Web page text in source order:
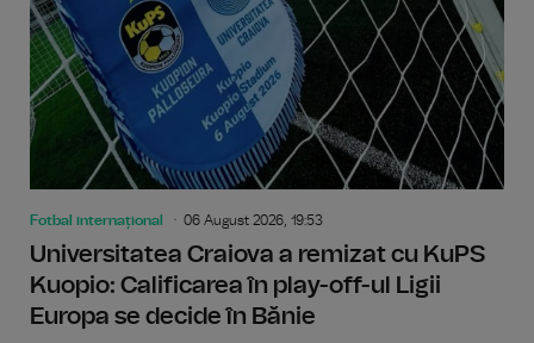
Fotbal internațional 06 August 2026, 19:53
Universitatea Craiova a remizat cu KuPS
Kuopio: Calificarea în play-off-ul Ligii
Europa se decide în Bănie